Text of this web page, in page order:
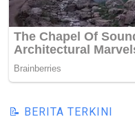
📝 BERITA TERKINI